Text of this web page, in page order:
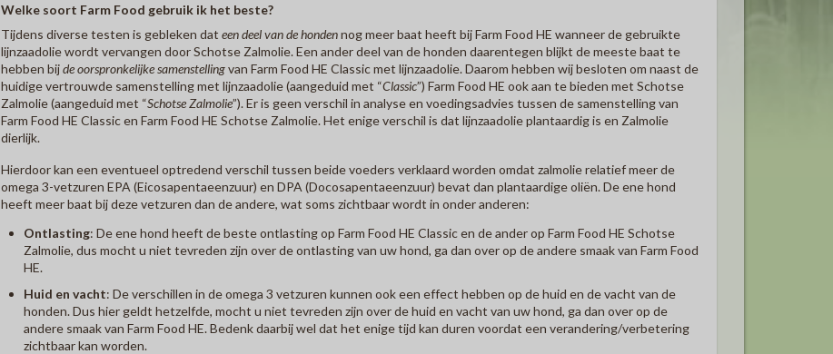
Welke soort Farm Food gebruik ik het beste?
Tijdens diverse testen is gebleken dat een deel van de hondennog meer baat heeft bij Farm Food HE wanneer de gebruikte
lijnzaadolie wordt vervangen door Schotse Zalmolie. Een ander deel van de honden daarentegen blijkt de meeste baat te
hebben bijde oorspronkelijke samenstellingvan Farm Food HE Classic met lijnzaadolie. Daarom hebben wij besloten om naast de
huidige vertrouwde samenstelling met lijnzaadolie (aangeduid met “Classic”) Farm Food HE ook aan te bieden met Schotse
Zalmolie (aangeduid met “Schotse Zalmolie”). Er is geen verschil in analyse en voedingsadvies tussen de samenstelling van
Farm Food HE Classic en Farm Food HE Schotse Zalmolie. Het enige verschil is dat lijnzaadolie plantaardig is en Zalmolie
dierlijk.
Hierdoor kan een eventueel optredend verschil tussen beide voeders verklaard worden omdat zalmolie relatief meer de
omega 3-vetzuren EPA (Eicosapentaeenzuur) en DPA (Docosapentaeenzuur) bevat dan plantaardige oliën. De ene hond
heeft meer baat bij deze vetzuren dan de andere, wat soms zichtbaar wordt in onder anderen:
Ontlasting: De ene hond heeft de beste ontlasting op Farm Food HE Classic en de ander op Farm Food HE Schotse
Zalmolie, dus mocht u niet tevreden zijn over de ontlasting van uw hond, ga dan over op de andere smaak van Farm Food
HE.
Huid en vacht: De verschillen in de omega 3 vetzuren kunnen ook een effect hebben op de huid en de vacht van de
honden. Dus hier geldt hetzelfde, mocht u niet tevreden zijn over de huid en vacht van uw hond, ga dan over op de
andere smaak van Farm Food HE. Bedenk daarbij wel dat het enige tijd kan duren voordat een verandering/verbetering
zichtbaar kan worden.